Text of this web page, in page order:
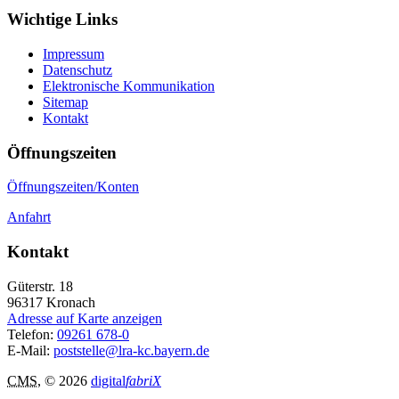
Wichtige Links
Impressum
Datenschutz
Elektronische Kommunikation
Sitemap
Kontakt
Öffnungszeiten
Öffnungszeiten/Konten
Anfahrt
Kontakt
Güterstr. 18
96317 Kronach
Adresse auf Karte anzeigen
Telefon: 09261 678-0
E-Mail: poststelle@lra-kc.bayern.de
CMS, © 2026 digitalfabriX